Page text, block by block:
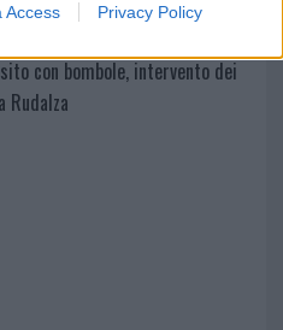
Access Privacy Policy
con bombole, intervento dei
Rudalza